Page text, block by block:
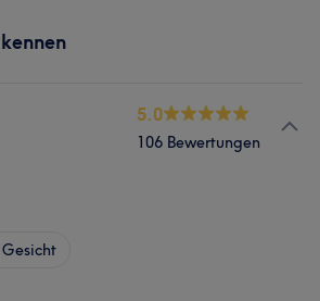
5.0
106 Bewertungen
Gesicht